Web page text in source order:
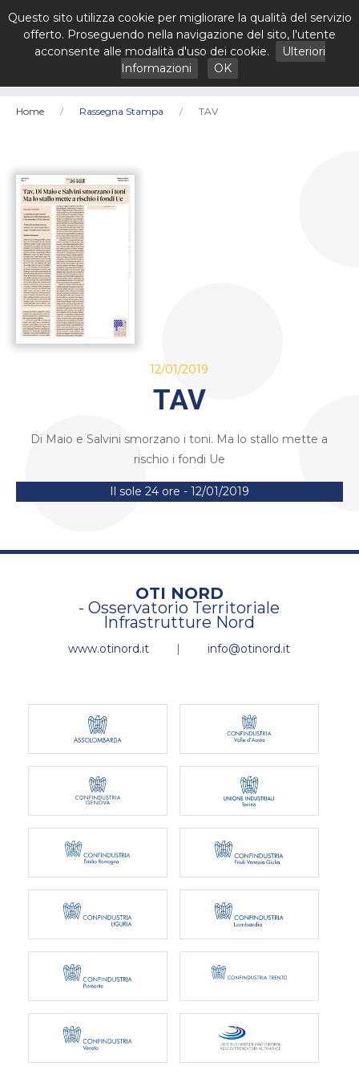
Home Rassegna Stampa TAV
12/01/2019
TAV
Di Maio e Salvini smorzano i toni. Ma lo stallo mette a
rischio i fondi Ue
Il sole 24 ore - 12/01/2019
OTI NORD
- Osservatorio Territoriale
Infrastrutture Nord
www.otinord.it | info@otinord.it
Questo sito utilizza cookie per migliorare la qualità del servizio
offerto. Proseguendo nella navigazione del sito, l'utente
acconsente alle modalità d'uso dei cookie.
Ulteriori
Informazioni
OK